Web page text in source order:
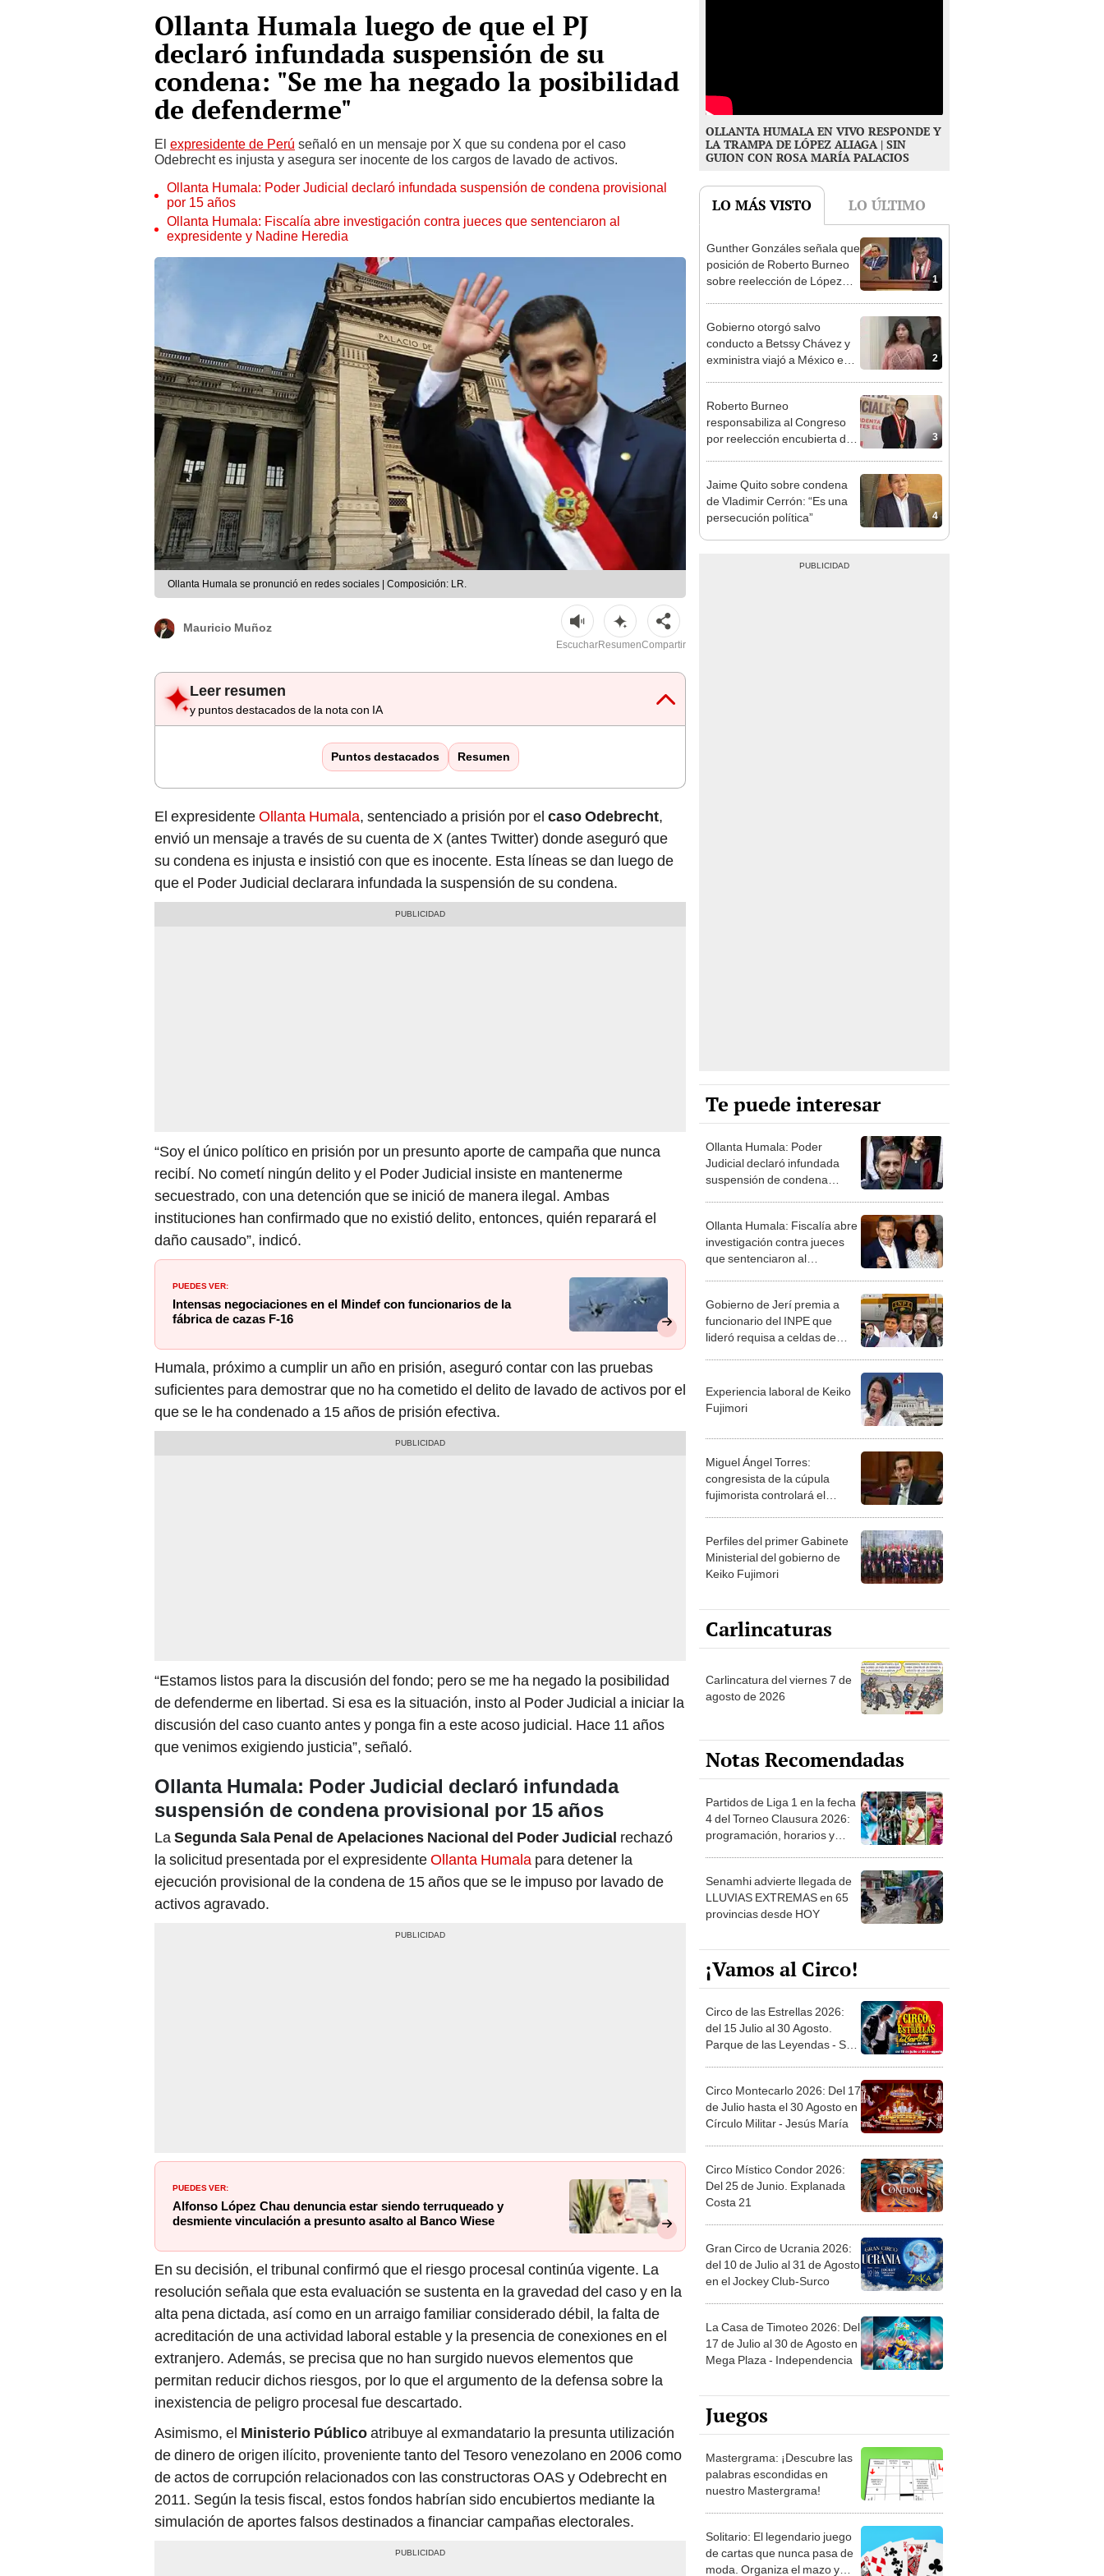
Ollanta Humala luego de que el PJ
declaró infundada suspensión de su
condena: "Se me ha negado la posibilidad
de defenderme"
El expresidente de Perú señaló en un mensaje por X que su condena por el caso
Odebrecht es injusta y asegura ser inocente de los cargos de lavado de activos.
Ollanta Humala: Poder Judicial declaró infundada suspensión de condena provisional
por 15 años
Ollanta Humala: Fiscalía abre investigación contra jueces que sentenciaron al
expresidente y Nadine Heredia
Ollanta Humala se pronunció en redes sociales | Composición: LR.
Mauricio Muñoz
EscucharResumenCompartir
Leer resumen
y puntos destacados de la nota con IA
Puntos destacados Resumen
El expresidenteOllanta Humala, sentenciado a prisión por el caso Odebrecht,
envió un mensaje a través de su cuenta de X (antes Twitter) donde aseguró que
su condena es injusta e insistió con que es inocente. Esta líneas se dan luego de
que el Poder Judicial declarara infundada la suspensión de su condena.
“Soy el único político en prisión por un presunto aporte de campaña que nunca
recibí. No cometí ningún delito y el Poder Judicial insiste en mantenerme
secuestrado, con una detención que se inició de manera ilegal. Ambas
instituciones han confirmado que no existió delito, entonces, quién reparará el
daño causado”, indicó.
PUEDES VER:
Intensas negociaciones en el Mindef con funcionarios de la
fábrica de cazas F-16
Humala, próximo a cumplir un año en prisión, aseguró contar con las pruebas
suficientes para demostrar que no ha cometido el delito de lavado de activos por el
que se le ha condenado a 15 años de prisión efectiva.
“Estamos listos para la discusión del fondo; pero se me ha negado la posibilidad
de defenderme en libertad. Si esa es la situación, insto al Poder Judicial a iniciar la
discusión del caso cuanto antes y ponga fin a este acoso judicial. Hace 11 años
que venimos exigiendo justicia”, señaló.
Ollanta Humala: Poder Judicial declaró infundada
suspensión de condena provisional por 15 años
LaSegunda Sala Penal de Apelaciones Nacional del Poder Judicial rechazó
la solicitud presentada por el expresidenteOllanta Humala para detener la
ejecución provisional de la condena de 15 años que se le impuso por lavado de
activos agravado.
PUEDES VER:
Alfonso López Chau denuncia estar siendo terruqueado y
desmiente vinculación a presunto asalto al Banco Wiese
En su decisión, el tribunal confirmó que el riesgo procesal continúa vigente. La
resolución señala que esta evaluación se sustenta en la gravedad del caso y en la
alta pena dictada, así como en un arraigo familiar considerado débil, la falta de
acreditación de una actividad laboral estable y la presencia de conexiones en el
extranjero. Además, se precisa que no han surgido nuevos elementos que
permitan reducir dichos riesgos, por lo que el argumento de la defensa sobre la
inexistencia de peligro procesal fue descartado.
Asimismo, el Ministerio Públicoatribuye al exmandatario la presunta utilización
de dinero de origen ilícito, proveniente tanto del Tesoro venezolano en 2006 como
de actos de corrupción relacionados con las constructoras OAS y Odebrecht en
2011. Según la tesis fiscal, estos fondos habrían sido encubiertos mediante la
simulación de aportes falsos destinados a financiar campañas electorales.
OLLANTA HUMALA EN VIVO RESPONDE Y
LA TRAMPA DE LÓPEZ ALIAGA | SIN
GUION CON ROSA MARÍA PALACIOS
LO MÁS VISTO LO ÚLTIMO
1
Gunther Gonzáles señala que
posición de Roberto Burneo
sobre reelección de López
2
Gobierno otorgó salvo
conducto a Betssy Chávez y
exministra viajó a México en
3
Roberto Burneo
responsabiliza al Congreso
por reelección encubierta de
4
Jaime Quito sobre condena
de Vladimir Cerrón: “Es una
persecución política”
Te puede interesar
Ollanta Humala: Poder
Judicial declaró infundada
suspensión de condena
Ollanta Humala: Fiscalía abre
investigación contra jueces
que sentenciaron al
Gobierno de Jerí premia a
funcionario del INPE que
lideró requisa a celdas de
Experiencia laboral de Keiko
Fujimori
Miguel Ángel Torres:
congresista de la cúpula
fujimorista controlará el
Perfiles del primer Gabinete
Ministerial del gobierno de
Keiko Fujimori
Carlincaturas
Carlincatura del viernes 7 de
agosto de 2026
Notas Recomendadas
Partidos de Liga 1 en la fecha
4 del Torneo Clausura 2026:
programación, horarios y
Senamhi advierte llegada de
LLUVIAS EXTREMAS en 65
provincias desde HOY
¡Vamos al Circo!
Circo de las Estrellas 2026:
del 15 Julio al 30 Agosto.
Parque de las Leyendas - San
Circo Montecarlo 2026: Del 17
de Julio hasta el 30 Agosto en
Círculo Militar - Jesús María
Circo Místico Condor 2026:
Del 25 de Junio. Explanada
Costa 21
Gran Circo de Ucrania 2026:
del 10 de Julio al 31 de Agosto
en el Jockey Club-Surco
La Casa de Timoteo 2026: Del
17 de Julio al 30 de Agosto en
Mega Plaza - Independencia
Juegos
Mastergrama: ¡Descubre las
palabras escondidas en
nuestro Mastergrama!
Solitario: El legendario juego
de cartas que nunca pasa de
moda. Organiza el mazo y